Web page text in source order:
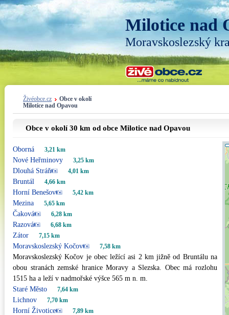
Milotice nad
Moravskoslezský
Živéobce.cz
Obce v okolí
Milotice nad Opavou
Obce v okolí 30 km od obce Milotice nad Opavou
Oborná 3,21 km
Nové Heřminovy 3,25 km
Dlouhá Stráň 4,01 km
Bruntál 4,66 km
Horní Benešov 5,42 km
Mezina 5,65 km
Čaková 6,28 km
Razová 6,68 km
Zátor 7,15 km
Moravskoslezský Kočov 7,58 km
Moravskoslezský Kočov je obec ležící asi 2 km jižně od Bruntálu na
obou stranách zemské hranice Moravy a Slezska. Obec má rozlohu
1515 ha a leží v nadmořské výšce 565 m n. m.
Staré Město
7,64 km
Lichnov 7,70 km
Horní Životice 7,89 km